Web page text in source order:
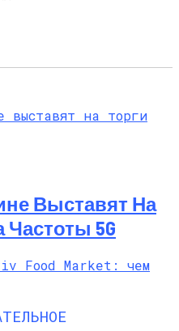
Выставят На
5G